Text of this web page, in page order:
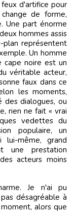
d'artifice pour
de forme,
Une part énorme
hommes assis
plan représentent
Un homme
cape noire est un
véritable acteur,
faux dans ce
les moments,
dialogues, ou
rien ne fait « vrai
vedettes du
populaire, un
lui-même, grand
une prestation
acteurs moins
désagréable à
alors que